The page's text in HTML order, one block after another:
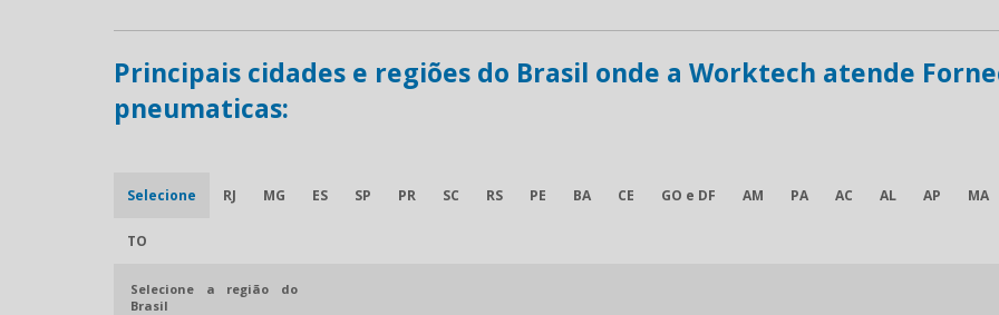
Principais cidades e regiões do Brasil onde a Worktech atende
pneumaticas:
Selecione RJ MG ES SP PR SC RS PE BA CE GO e DF AM PA AC AL AP MA
TO
Selecione a região do
Brasil